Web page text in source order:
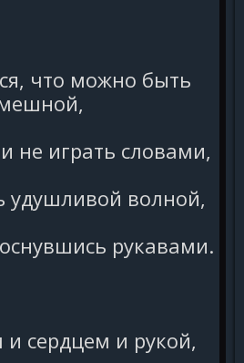
что можно быть
не играть словами,
удушливой волной,
рукавами.
сердцем и рукой,